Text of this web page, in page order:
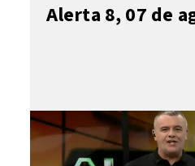
Alerta 8, 07 de